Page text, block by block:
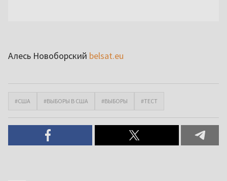
Алесь Новоборский belsat.eu
#США #ВЫБОРЫ В США #ВЫБОРЫ #ТЕСТ